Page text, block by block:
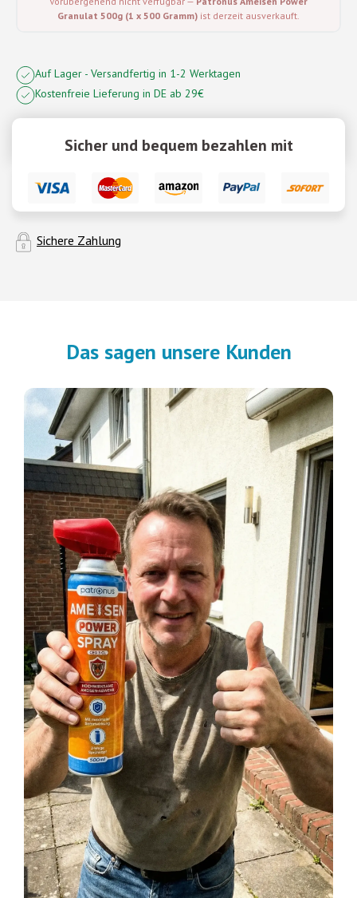
Granulat 500g (1 x 500 Gramm) ist derzeit ausverkauft.
Auf Lager - Versandfertig in 1-2 Werktagen
Kostenfreie Lieferung in DE ab 29€
Sicher und bequem bezahlen mit
Sichere Zahlung
Das sagen unsere Kunden